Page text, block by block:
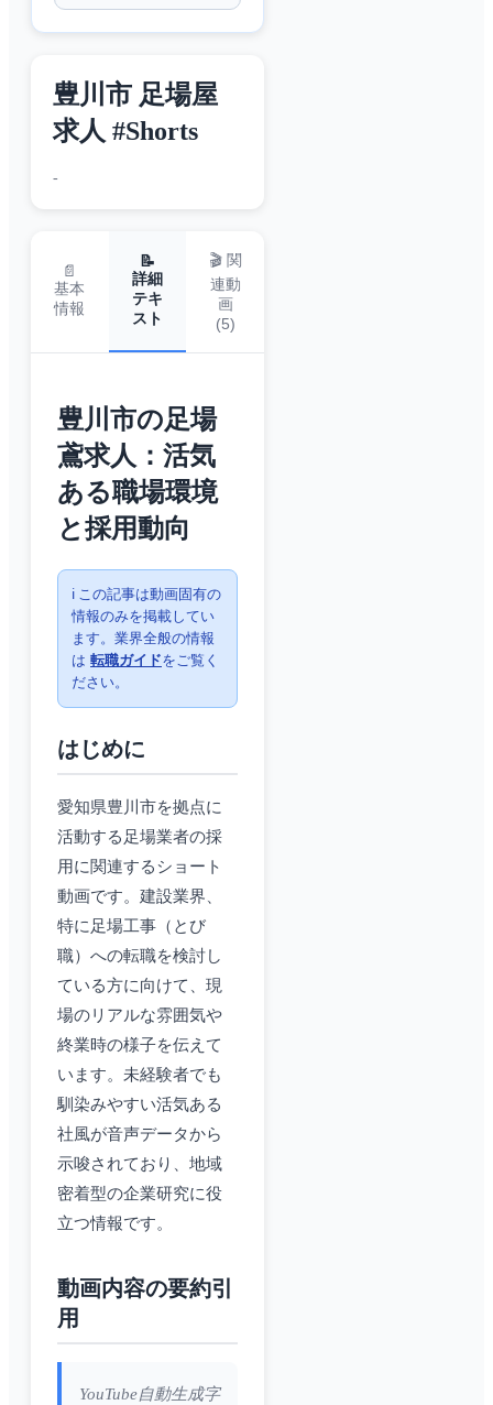
豊川市 足場屋
求人 #Shorts
-
📄
基本
情報
📝
詳細
テキ
スト
🎬 関
連動
画
(5)
豊川市の足場
鳶求人：活気
ある職場環境
と採用動向
ℹ️ この記事は動画固有の
情報のみを掲載してい
ます。業界全般の情報
は 転職ガイドをご覧く
ださい。
はじめに
愛知県豊川市を拠点に
活動する足場業者の採
用に関連するショート
動画です。建設業界、
特に足場工事（とび
職）への転職を検討し
ている方に向けて、現
場のリアルな雰囲気や
終業時の様子を伝えて
います。未経験者でも
馴染みやすい活気ある
社風が音声データから
示唆されており、地域
密着型の企業研究に役
立つ情報です。
動画内容の要約引
用
YouTube自動生成字